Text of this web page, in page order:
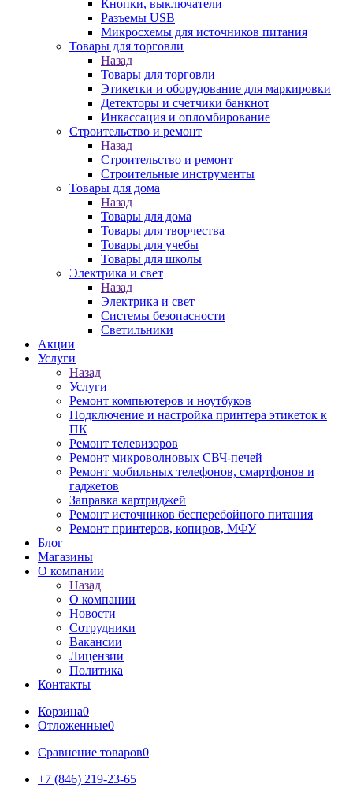
Кнопки, выключатели
Разъемы USB
Микросхемы для источников питания
Товары для торговли
Назад
Товары для торговли
Этикетки и оборудование для маркировки
Детекторы и счетчики банкнот
Инкассация и опломбирование
Строительство и ремонт
Назад
Строительство и ремонт
Строительные инструменты
Товары для дома
Назад
Товары для дома
Товары для творчества
Товары для учебы
Товары для школы
Электрика и свет
Назад
Электрика и свет
Системы безопасности
Светильники
Акции
Услуги
Назад
Услуги
Ремонт компьютеров и ноутбуков
Подключение и настройка принтера этикеток к
ПК
Ремонт телевизоров
Ремонт микроволновых СВЧ-печей
Ремонт мобильных телефонов, смартфонов и
гаджетов
Заправка картриджей
Ремонт источников бесперебойного питания
Ремонт принтеров, копиров, МФУ
Блог
Магазины
О компании
Назад
О компании
Новости
Сотрудники
Вакансии
Лицензии
Политика
Контакты
Корзина0
Отложенные0
Сравнение товаров0
+7 (846) 219-23-65